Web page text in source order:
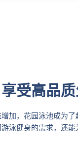
受高品
加，花园泳池成为
泳健身的需求，还